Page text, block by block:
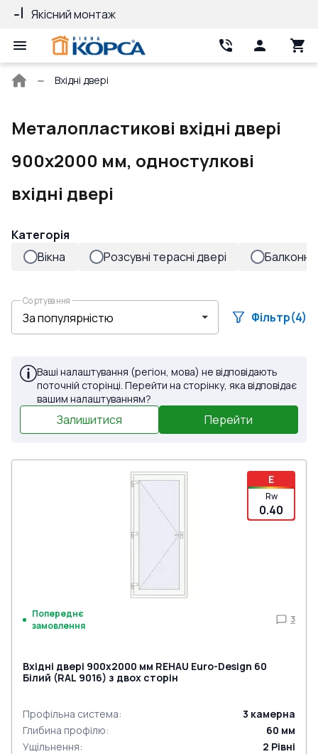
Якісний монтаж
Головна
Вхідні двері
Металопластикові вхідні двері
900x2000 мм, одностулкові
вхідні двері
Категорія
Вікна
Розсувні терасні двері Балконні
Сортування
Фільтр(4)
Ваші налаштування (регіон, мова) не відповідають
поточній сторінці. Перейти на сторінку, яка відповідає
вашим налаштуванням?
Залишитися Перейти
E
Rw
0.40
Попереднє
замовлення
3
Вхідні двері 900x2000 мм REHAU Euro-Design 60
Білий (RAL 9016) з двох сторін
Профільна система: 3 камерна
Глибина профілю: 60 мм
Ущільнення: 2 Рівні